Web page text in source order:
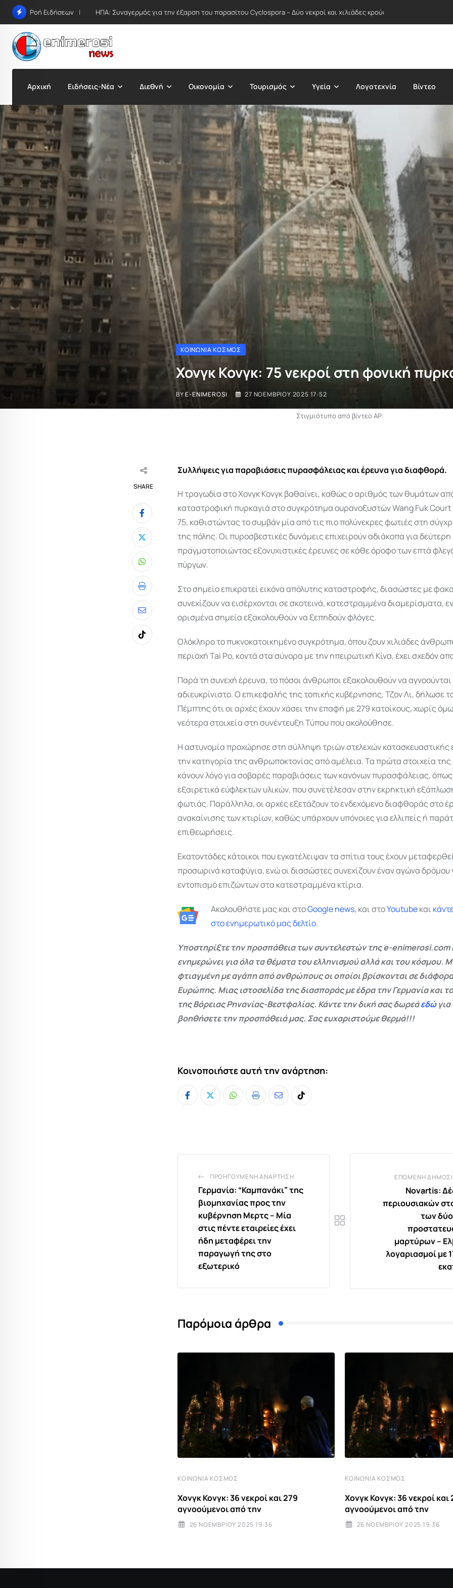
Skip
content
Ροή Ειδήσεων ΗΠΑ: Συναγερμός για την έξαρση του παρασίτου Cyclospora – Δύο νεκροί και χιλιάδες κρούσματα σε δεκάδες
Αρχική Ειδήσεις-Νέα Διεθνή Οικονομία Τουρισμός Υγεία Λογοτεχνία Βίντεο
ΚΟΙΝΩΝΊΑ ΚΌΣΜΟΣ
Χονγκ Κονγκ: 75 νεκροί στη φονική
BYE-ENIMEROSI 27 ΝΟΕΜΒΡΊΟΥ 2025 17:52
Στιγμιότυπο από βίντεο AP:
SHARE
Whatsapp
Print
Share
via
Email
Tiktok
Συλλήψεις για παραβιάσεις πυρασφάλειας και έρευνα για διαφθορά.
Η τραγωδία στο Χονγκ Κονγκ βαθαίνει, καθώς ο αριθμός των θυμάτων
καταστροφική πυρκαγιά στο συγκρότημα ουρανοξυστών Wang Fuk
75, καθιστώντας το συμβάν μία από τις πιο πολύνεκρες φωτιές στη
της πόλης. Οι πυροσβεστικές δυνάμεις επιχειρούν αδιάκοπα για
πραγματοποιώντας εξονυχιστικές έρευνες σε κάθε όροφο των επτά
πύργων.
Στο σημείο επικρατεί εικόνα απόλυτης καταστροφής, διασώστες με
συνεχίζουν να εισέρχονται σε σκοτεινά, κατεστραμμένα διαμερίσματα,
ορισμένα σημεία εξακολουθούν να ξεπηδούν φλόγες.
Ολόκληρο το πυκνοκατοικημένο συγκρότημα, όπου ζουν χιλιάδες
περιοχή Tai Po, κοντά στα σύνορα με την ηπειρωτική Κίνα, έχει σχεδόν
Παρά τη συνεχή έρευνα, το πόσοι άνθρωποι εξακολουθούν να
αδιευκρίνιστο. Ο επικεφαλής της τοπικής κυβέρνησης, Τζον Λι, δήλωσε
Πέμπτης ότι οι αρχές έχουν χάσει την επαφή με 279 κατοίκους, χωρίς
νεότερα στοιχεία στη συνέντευξη Τύπου που ακολούθησε.
Η αστυνομία προχώρησε στη σύλληψη τριών στελεχών κατασκευαστικής
την κατηγορία της ανθρωποκτονίας από αμέλεια. Τα πρώτα στοιχεία
κάνουν λόγο για σοβαρές παραβιάσεις των κανόνων πυρασφάλειας,
εξαιρετικά εύφλεκτων υλικών, που συνετέλεσαν στην εκρηκτική
φωτιάς. Παράλληλα, οι αρχές εξετάζουν το ενδεχόμενο διαφθοράς στο
ανακαίνισης των κτιρίων, καθώς υπάρχουν υπόνοιες για ελλιπείς ή
επιθεωρήσεις.
Εκατοντάδες κάτοικοι που εγκατέλειψαν τα σπίτια τους έχουν
προσωρινά καταφύγια, ενώ οι διασώστες συνεχίζουν έναν αγώνα δρόμου
εντοπισμό επιζώντων στα κατεστραμμένα κτίρια.
Ακολουθήστε μας και στοGooglenews, και στοYoutubeκαι
στο ενημερωτικό μας δελτίο.
Υποστηρίξτε την προσπάθεια των συντελεστών της e-enimerosi.com
ενημερώνει για όλα τα θέματα του ελληνισμού αλλά και του κόσμου.
φτιαγμένη με αγάπη από ανθρώπους οι οποίοι βρίσκονται σε
Ευρώπης. Μιας ιστοσελίδα της διασποράς με έδρα την Γερμανία και
της Βόρειας Ρηνανίας-Βεστφαλίας. Κάντε την δική σας δωρεάεδώγια
βοηθήσετε την προσπάθειά μας. Σας ευχαριστούμε θερμά!!!
Κοινοποιήστε αυτή την ανάρτηση:
Whatsapp
Print
ShareTiktok
ΠΡΟΗΓΟΎΜΕΝΗ ΑΝΆΡΤΗΣΗ
Γερμανία: “Καμπανάκι” της
βιομηχανίας προς την
κυβέρνηση Μερτς – Μία
στις πέντε εταιρείες έχει
ήδη μεταφέρει την
παραγωγή της στο
εξωτερικό
ΕΠΌΜΕΝΗ
Novartis:
περιουσιακών
των
μαρτύρων –
λογαριασμοί με
Παρόμοια άρθρα
ΚΟΙΝΩΝΊΑ ΚΌΣΜΟΣ
Χονγκ Κονγκ: 36 νεκροί και 279
αγνοούμενοι από την
26 ΝΟΕΜΒΡΊΟΥ 2025 19:36
ΚΟΙΝΩΝΊΑ ΚΌΣΜΟΣ
Χονγκ Κονγκ: 36 νεκροί και
αγνοούμενοι από την
26 ΝΟΕΜΒΡΊΟΥ 2025 19:36